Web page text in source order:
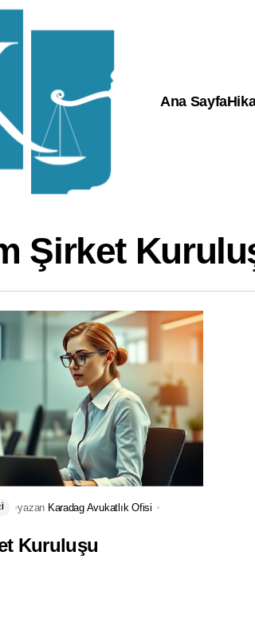
Ana Sayfa
Şirket
yazan Karadag Avukatlık Ofisi
Kuruluşu